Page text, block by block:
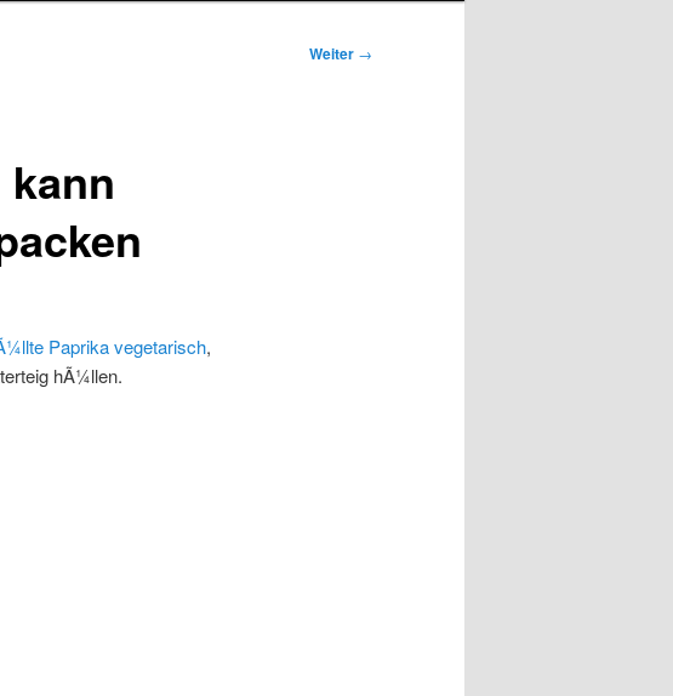
Weiter →
Paprika vegetarisch,
hÃ¼llen.